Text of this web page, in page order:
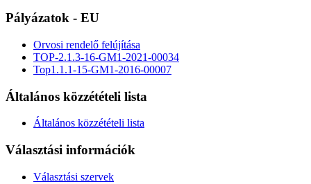
Pályázatok - EU
Orvosi rendelő felújítása
TOP-2.1.3-16-GM1-2021-00034
Top1.1.1-15-GM1-2016-00007
Általános közzétételi lista
Általános közzétételi lista
Választási információk
Választási szervek